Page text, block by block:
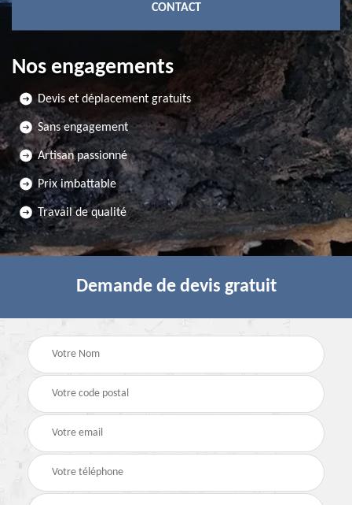
CONTACT
Nos engagements
Devis et déplacement gratuits
Sans engagement
Artisan passionné
Prix imbattable
Travail de qualité
Demande de devis gratuit